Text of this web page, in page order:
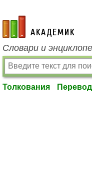
academic.ru
Словари и
Толкования